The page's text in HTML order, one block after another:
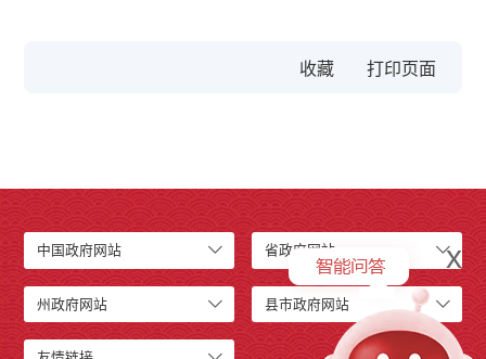
收藏
中国政府网站 省政府网站
州政府网站 县市政府网站
x